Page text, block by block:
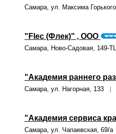
Самара, ул. Максима
"Flec (Флек)" , ООО
Самара, Ново-Садовая, 149-
"Академия раннего
Самара, ул. Нагорная, 133
"Академия сервиса
Самара, ул. Чапаевская, 69/а